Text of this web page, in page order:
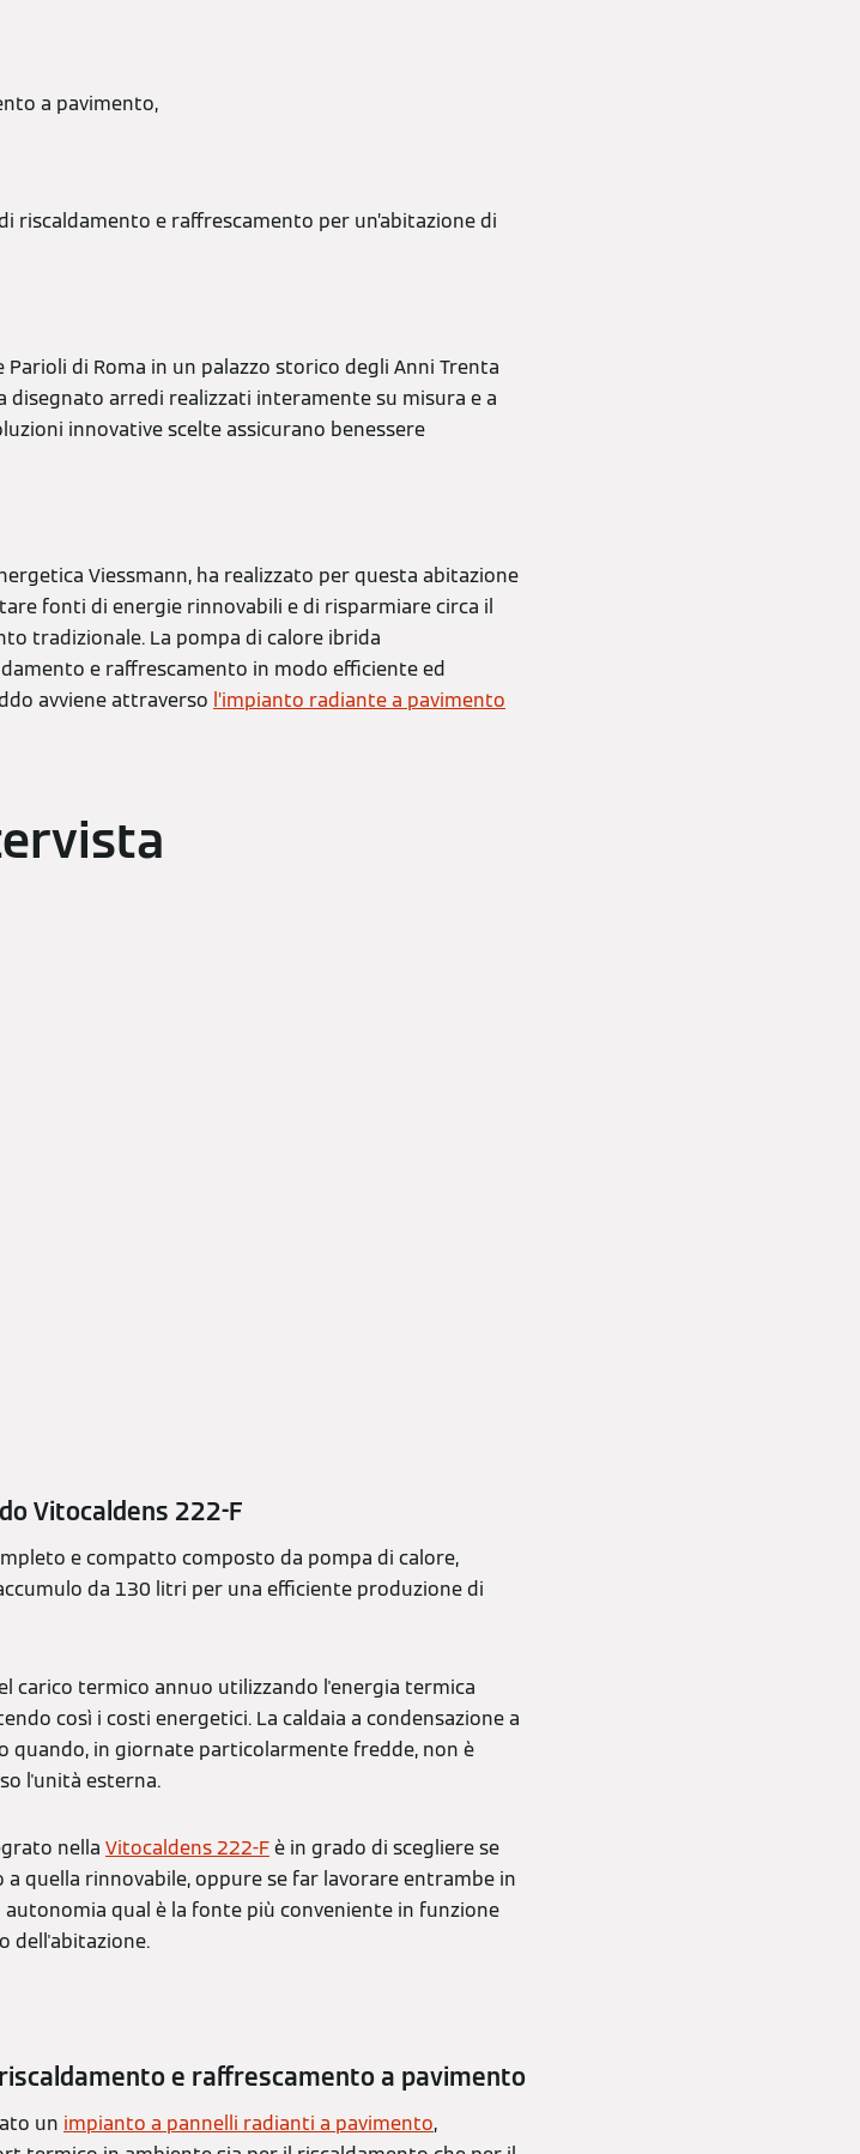
a pavimento,
riscaldamento e raffrescamento per un’abitazione di
di Roma in un palazzo storico degli Anni Trenta
disegnato arredi realizzati interamente su misura e a
innovative scelte assicurano benessere
Viessmann, ha realizzato per questa abitazione
fonti di energie rinnovabili e di risparmiare circa il
tradizionale. La pompa di calore ibrida
e raffrescamento in modo efficiente ed
avviene attraverso l’impianto radiante a pavimento
Vitocaldens 222-F
e compatto composto da pompa di calore,
da 130 litri per una efficiente produzione di
carico termico annuo utilizzando l'energia termica
così i costi energetici. La caldaia a condensazione a
quando, in giornate particolarmente fredde, non è
l'unità esterna.
nella Vitocaldens 222-Fè in grado di scegliere se
quella rinnovabile, oppure se far lavorare entrambe in
qual è la fonte più conveniente in funzione
dell'abitazione.
e raffrescamento a pavimento
un impianto a pannelli radianti a pavimento,